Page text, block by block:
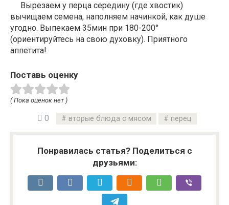
Вырезаем у перца середину (где хвостик)
вычищаем семена, наполняем начинкой, как душе
угодно. Выпекаем 35мин при 180-200°
(ориентируйтесь на свою духовку). Приятного
аппетита!
Поставь оценку
( Пока оценок нет )
0 вторые блюда с мясом перец
Понравилась статья? Поделиться с
друзьями: